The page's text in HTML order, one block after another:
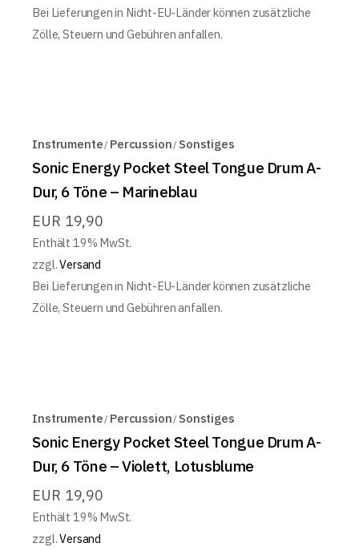
Bei Lieferungen in Nicht-EU-Länder können zusätzliche
Zölle, Steuern und Gebühren anfallen.
Instrumente Percussion Sonstiges
Sonic Energy Pocket Steel Tongue Drum A-
Dur, 6 Töne – Marineblau
EUR 19,90
Enthält 19% MwSt.
zzgl.Versand
Bei Lieferungen in Nicht-EU-Länder können zusätzliche
Zölle, Steuern und Gebühren anfallen.
Instrumente Percussion Sonstiges
Sonic Energy Pocket Steel Tongue Drum A-
Dur, 6 Töne – Violett, Lotusblume
EUR 19,90
Enthält 19% MwSt.
zzgl.Versand